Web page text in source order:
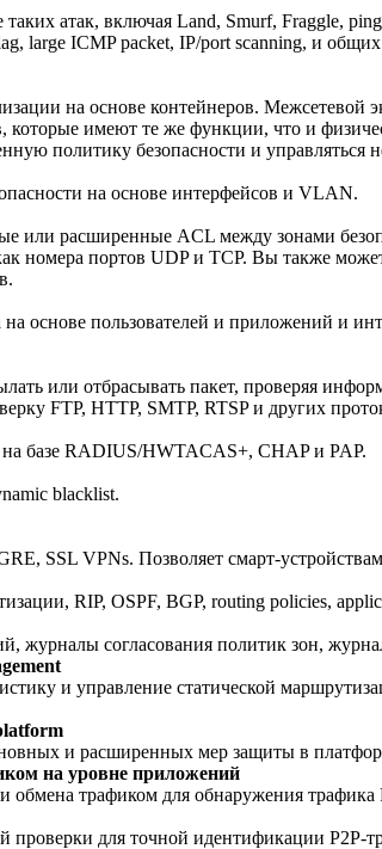
атак, включая Land, Smurf, Fraggle,
large ICMP packet, IP/port scanning, и
на основе контейнеров. Межсетевой
которые имеют те же функции, что и
политику безопасности и управляться
на основе интерфейсов и VLAN.
или расширенные ACL между зонами
номера портов UDP и TCP. Вы также
основе пользователей и приложений и
или отбрасывать пакет, проверяя
FTP, HTTP, SMTP, RTSP и других
базе RADIUS/HWTACAS+, CHAP и PAP.
blacklist.
SSL VPNs. Позволяет смарт-
RIP, OSPF, BGP, routing policies,
журналы согласования политик зон,
и управление статической
и расширенных мер защиты в
на уровне приложений
обмена трафиком для обнаружения
проверки для точной идентификации P2P-